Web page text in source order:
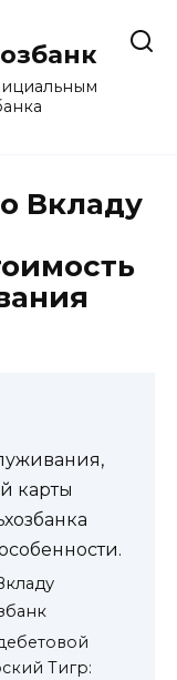
Вкладу
карты
Тигр: